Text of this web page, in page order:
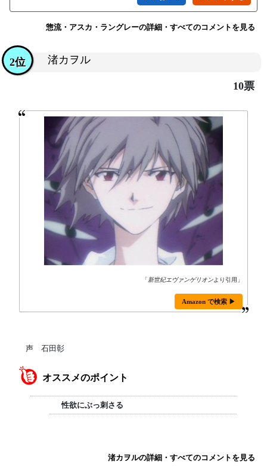
惣流・アスカ・ラングレーの詳細・すべてのコメントを見る
渚カヲル
2位
10票
「新世紀エヴァンゲリオンより引用」
Amazon で検索 ▶
声 石田彰
オススメのポイント
性欲にぶっ刺さる
渚カヲルの詳細・すべてのコメントを見る